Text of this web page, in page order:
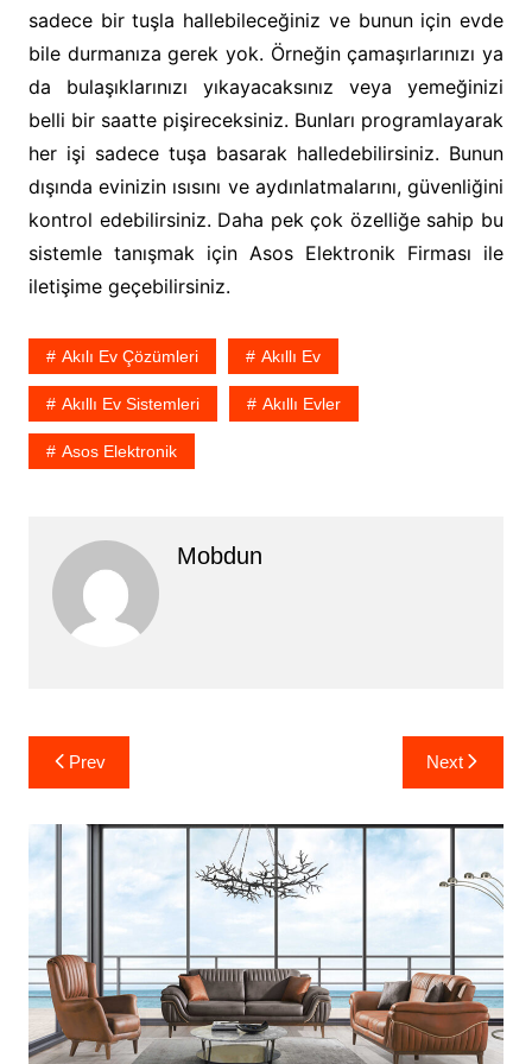
sadece bir tuşla hallebileceğiniz ve bunun için evde
bile durmanıza gerek yok. Örneğin çamaşırlarınızı ya
da bulaşıklarınızı yıkayacaksınız veya yemeğinizi
belli bir saatte pişireceksiniz. Bunları programlayarak
her işi sadece tuşa basarak halledebilirsiniz. Bunun
dışında evinizin ısısını ve aydınlatmalarını, güvenliğini
kontrol edebilirsiniz. Daha pek çok özelliğe sahip bu
sistemle tanışmak için Asos Elektronik Firması ile
iletişime geçebilirsiniz.
Akılı Ev Çözümleri Akıllı Ev
Akıllı Ev Sistemleri Akıllı Evler
Asos Elektronik
Mobdun
Yazı
gezinmesi
Prev Next